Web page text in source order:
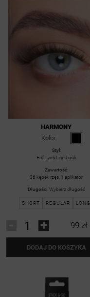
HARMONY
Kolor:
Styl:
Full Lash Line Look
Zawartość:
36 kępek rzęs, 1 aplikator
Długości:Wybierz długość
SHORT REGULAR LONG
99 zł
+
DODAJ DO KOSZYKA